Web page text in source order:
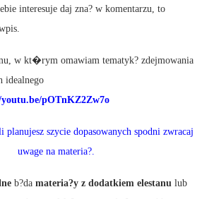
interesuje daj zna? w komentarzu, to
w kt�rym omawiam tematyk? zdejmowania
idealnego
pOTnKZ2Zw7o
planujesz szycie dopasowanych spodni zwracaj
uwage na materia?.
b?da materia?y z dodatkiem elestanu lub